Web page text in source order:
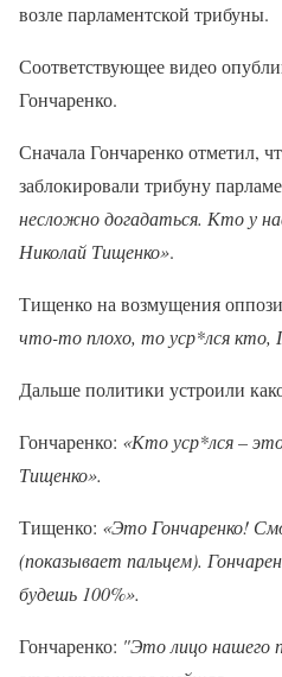
возле парламентской трибуны.
Соответствующее видео
Гончаренко.
Сначала Гончаренко отметил,
заблокировали трибуну
несложно догадаться. Кто у
Николай Тищенко».
Тищенко на возмущения
что-то плохо, то уср*лся кто,
Дальше политики устроили
Гончаренко: «Кто уср*лся –
Тищенко».
Тищенко: «Это Гончаренко!
(показывает пальцем).
будешь 100%».
Гончаренко: "Это лицо нашего